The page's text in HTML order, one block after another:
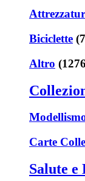
Biciclette
Altro
Carte
Salute e